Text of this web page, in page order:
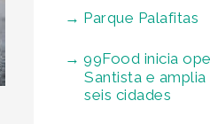
Parque Palafitas
99Food inicia
Santista e
seis cidades